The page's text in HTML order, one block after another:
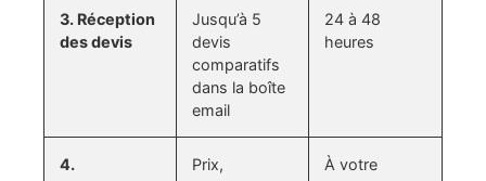
3. Réception
des devis
Jusqu’à 5
devis
comparatifs
dans la boîte
email
24 à 48
heures
4.
Prix,
À votre